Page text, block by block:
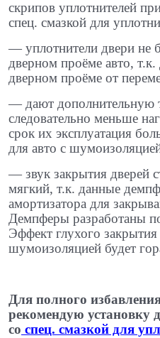
скрипов уплотнителей
спец. смазкой для
​— уплотнители двери не
дверном проёме авто,
дверном проёме от
— дают дополнительную
следовательно меньше
срок их эксплуатация
для авто с
​— звук закрытия дверей
мягкий, т.к. данные
амортизатора для
Демпферы разработаны
Эффект глухого закрытия
шумоизоляцией будет
Для полного
рекомендую установку
со спец. смазкой для